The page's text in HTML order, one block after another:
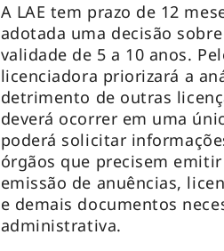
A LAE tem prazo de 12
adotada uma decisão
validade de 5 a 10 anos.
licenciadora priorizará a
detrimento de outras
deverá ocorrer em uma
poderá solicitar
órgãos que precisem
emissão de anuências,
e demais documentos
administrativa.